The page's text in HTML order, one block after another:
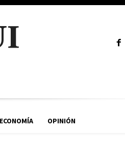
ECONOMÍA OPINIÓN